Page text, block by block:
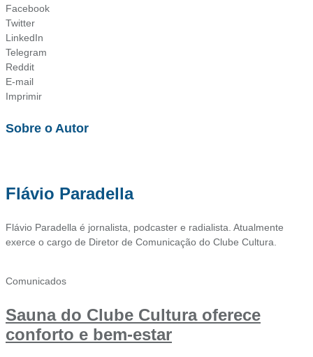
Facebook
Twitter
LinkedIn
Telegram
Reddit
E-mail
Imprimir
Sobre o Autor
Flávio Paradella
Flávio Paradella é jornalista, podcaster e radialista. Atualmente
exerce o cargo de Diretor de Comunicação do Clube Cultura.
Comunicados
Sauna do Clube Cultura oferece
conforto e bem-estar